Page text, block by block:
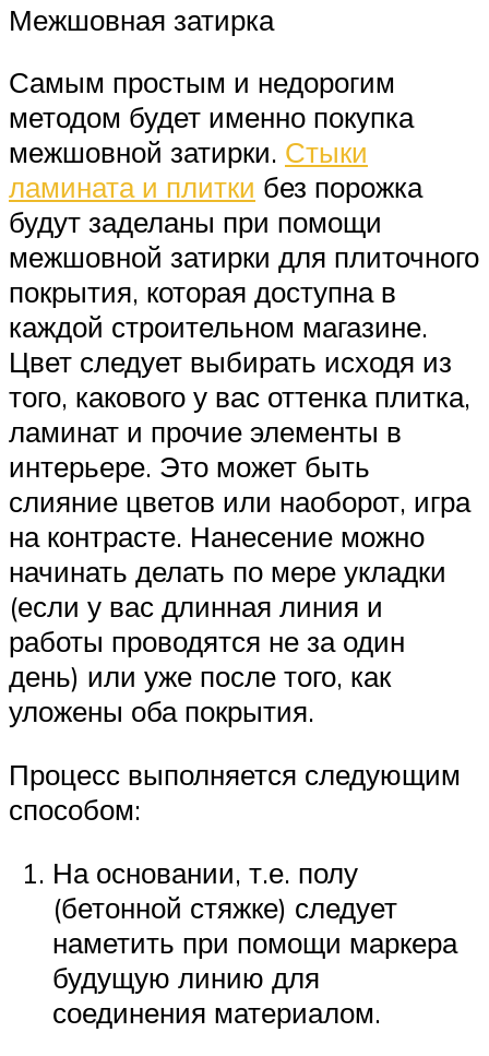
Межшовная затирка
Самым простым и недорогим
методом будет именно покупка
межшовной затирки. Стыки
ламината и плитки без порожка
будут заделаны при помощи
межшовной затирки для плиточного
покрытия, которая доступна в
каждой строительном магазине.
Цвет следует выбирать исходя из
того, какового у вас оттенка плитка,
ламинат и прочие элементы в
интерьере. Это может быть
слияние цветов или наоборот, игра
на контрасте. Нанесение можно
начинать делать по мере укладки
(если у вас длинная линия и
работы проводятся не за один
день) или уже после того, как
уложены оба покрытия.
Процесс выполняется следующим
способом:
На основании, т.е. полу
(бетонной стяжке) следует
наметить при помощи маркера
будущую линию для
соединения материалом.